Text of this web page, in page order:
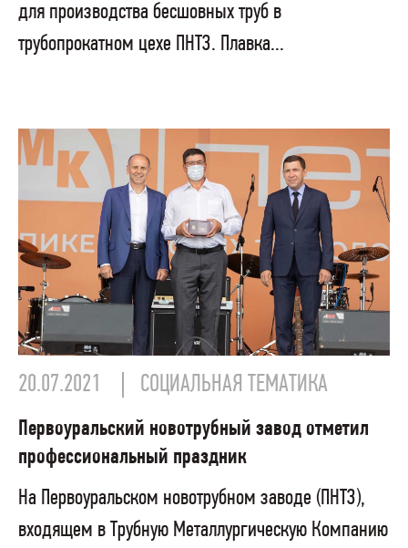
для производства бесшовных труб в
трубопрокатном цехе ПНТЗ. Плавка...
20.07.2021 СОЦИАЛЬНАЯ ТЕМАТИКА
Первоуральский новотрубный завод отметил
профессиональный праздник
На Первоуральском новотрубном заводе (ПНТЗ),
входящем в Трубную Металлургическую Компанию